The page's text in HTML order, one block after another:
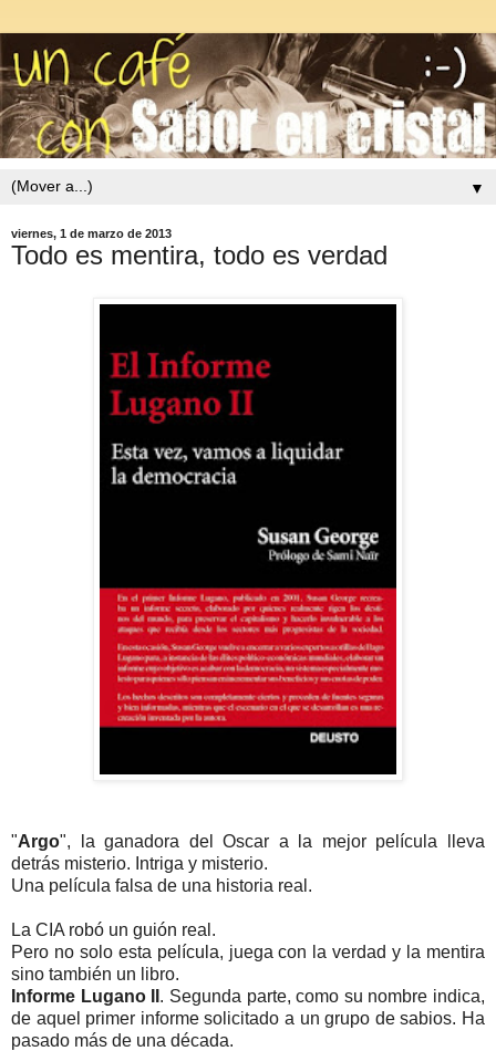
▼
viernes, 1 de marzo de 2013
Todo es mentira, todo es verdad
"Argo", la ganadora del Oscar a la mejor película lleva
detrás misterio. Intriga y misterio.
Una película falsa de una historia real.
La CIA robó un guión real.
Pero no solo esta película, juega con la verdad y la mentira
sino también un libro.
nforme Lugano II . Segunda parte, como su nombre indica,
de aquel primer informe solicitado a un grupo de sabios. Ha
pasado más de una década.